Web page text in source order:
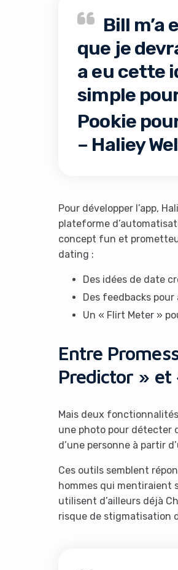
Bill m’a
que je
a eu cette
simple
Pookie
– Haliey
Pour développer l’app,
plateforme
concept fun et
dating :
Des idées de date
Des feedbacks
Un « Flirt Meter »
Entre
Predictor »
Mais deux
une photo pour détecter
d’une personne à partir
Ces outils semblent
hommes qui mentiraient
utilisent d’ailleurs déjà
risque de stigmatisation